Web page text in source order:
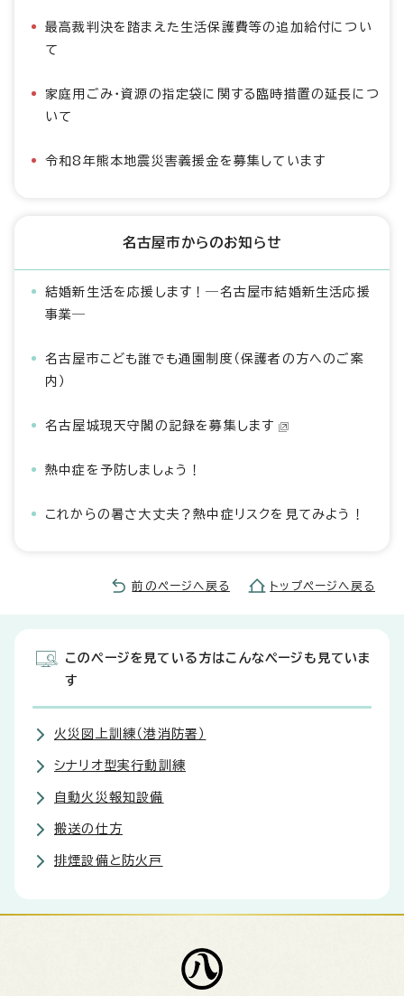
最高裁判決を踏まえた生活保護費等の追加給付につい
て
家庭用ごみ・資源の指定袋に関する臨時措置の延長につ
いて
令和8年熊本地震災害義援金を募集しています
名古屋市からのお知らせ
結婚新生活を応援します！―名古屋市結婚新生活応援
事業―
名古屋市こども誰でも通園制度（保護者の方へのご案
内）
名古屋城現天守閣の記録を募集します
熱中症を予防しましょう！
これからの暑さ大丈夫？熱中症リスクを見てみよう！
前のページへ戻る トップページへ戻る
このページを見ている方はこんなページも見ていま
す
火災図上訓練（港消防署）
シナリオ型実行動訓練
自動火災報知設備
搬送の仕方
排煙設備と防火戸